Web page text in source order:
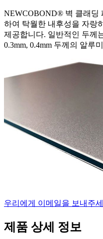
NEWCOBOND® 벽 클래딩
하여 탁월한 내후성을 자랑
제공합니다. 일반적인 두께
0.3mm, 0.4mm 두께의 알루
우리에게 이메일을 보내주
제품 상세 정보